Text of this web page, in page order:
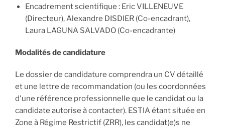
Encadrement scientifique : Eric VILLENEUVE
(Directeur), Alexandre DISDIER (Co-encadrant),
Laura LAGUNA SALVADO (Co-encadrante)
Modalités de candidature
Le dossier de candidature comprendra un CV détaillé
et une lettre de recommandation (ou les coordonnées
d'une référence professionnelle que le candidat ou la
candidate autorise à contacter). ESTIA étant située en
Zone à Régime Restrictif (ZRR), les candidat(e)s ne